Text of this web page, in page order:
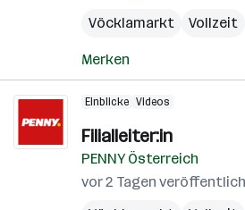
Vöcklamarkt
Vollzeit
Merken
Einblicke Videos
Filialleiter:in
PENNY Österreich
vor 2 Tagen